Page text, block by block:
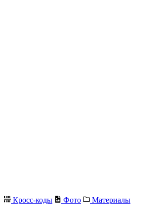
Кросс-коды Фото Материалы